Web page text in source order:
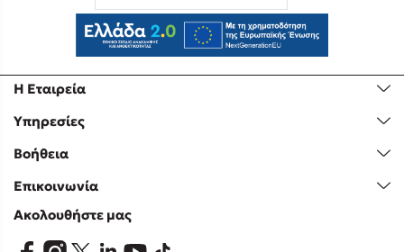
Η Εταιρεία
Υπηρεσίες
Βοήθεια
Επικοινωνία
Ακολουθήστε μας